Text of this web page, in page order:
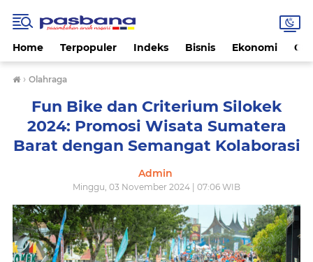
Home Terpopuler Indeks Bisnis Ekonomi
› Olahraga
Fun Bike dan Criterium Silokek
2024: Promosi Wisata Sumatera
Barat dengan Semangat Kolaborasi
Admin
Minggu, 03 November 2024 | 07:06 WIB